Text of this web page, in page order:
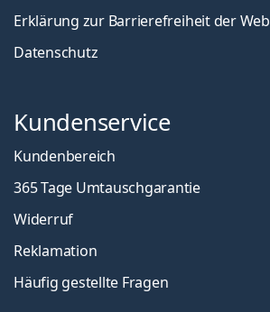
Erklärung zur Barrierefreiheit der
Datenschutz
Kundenservice
Kundenbereich
365 Tage Umtauschgarantie
Widerruf
Reklamation
Häufig gestellte Fragen